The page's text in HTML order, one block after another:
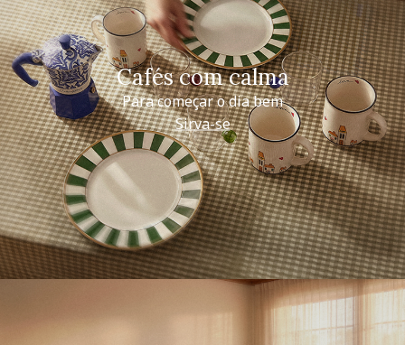
Cafés com calma
Para começar o dia bem
Sirva-se